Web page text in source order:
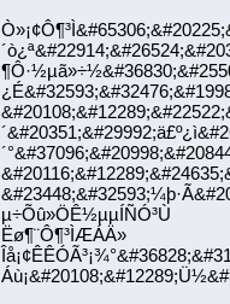
µ÷Õû»­ÖÊ½µµÍÑÓ³Ù
Ëø¶¨Ô¶³ÌÆÁÄ»